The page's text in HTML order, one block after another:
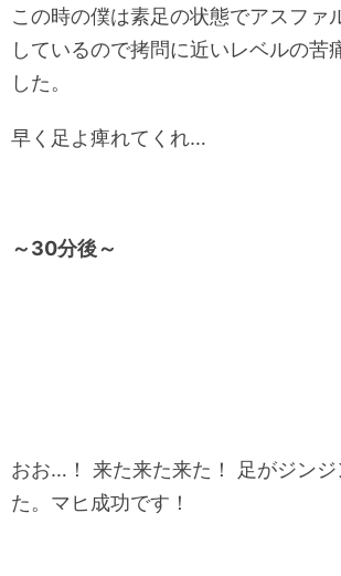
この時の僕は素足の状態でアスファ
しているので拷問に近いレベルの苦
した。
早く足よ痺れてくれ…
～30分後～
おお…！ 来た来た来た！ 足がジンジ
た。マヒ成功です！